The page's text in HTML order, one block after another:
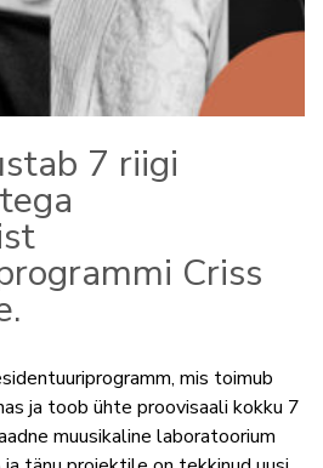
7 riigi
Criss
mis toimub
ja toob ühte proovisaali kokku 7
muusikaline laboratoorium